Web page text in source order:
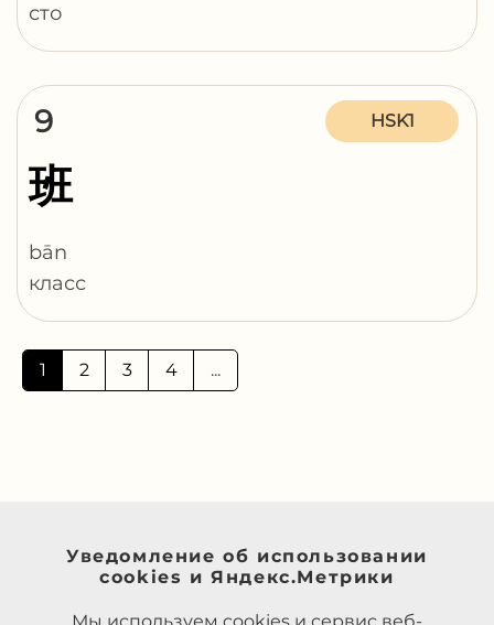
сто
9 HSK1
班
bān
класс
1 2 3 4 ...
Уведомление об использовании
cookies и Яндекс.Метрики